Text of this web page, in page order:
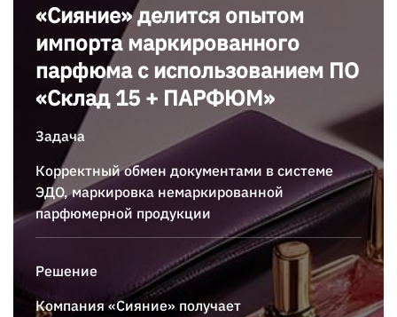
«Сияние» делится опытом
импорта маркированного
парфюма с использованием ПО
«Склад 15 + ПАРФЮМ»
Задача
Корректный обмен документами в системе
ЭДО, маркировка немаркированной
парфюмерной продукции
Решение
Компания «Сияние» получает